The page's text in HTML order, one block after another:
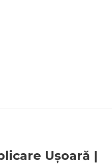
Ușoară |